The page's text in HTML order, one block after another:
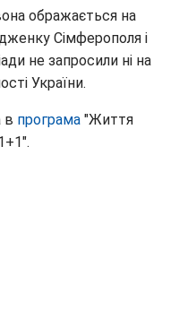
ображається на
Сімферополя і
не запросили ні на
України.
в програма "Життя